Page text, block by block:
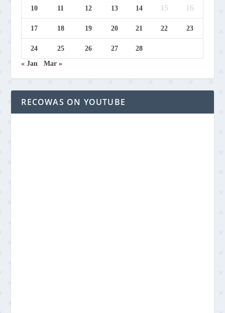
10 11 12 13 14 15 16
17 18 19 20 21 22 23
24 25 26 27
28
« Jan
Mar »
RECOWAS ON YOUTUBE